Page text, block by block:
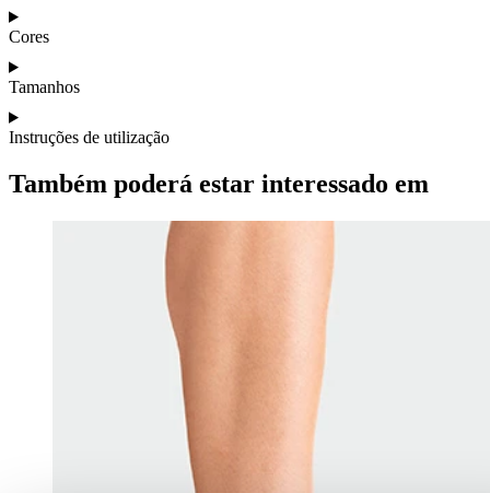
Cores
Tamanhos
Instruções de utilização
Também poderá estar interessado em